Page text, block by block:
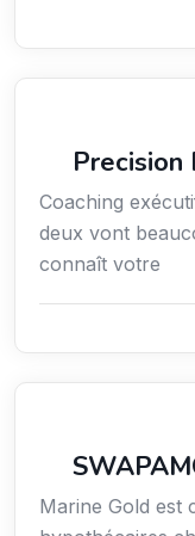
Precision
Coaching
deux vont
connaît votre
Marine Gold est